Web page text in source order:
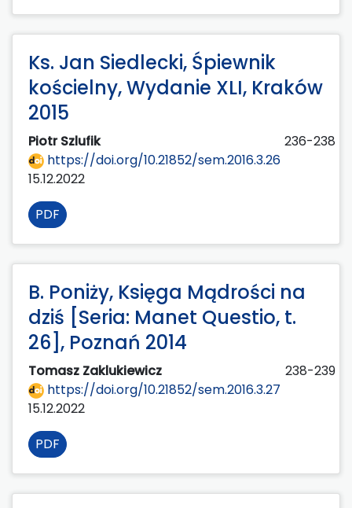
Ks. Jan Siedlecki, Śpiewnik
kościelny, Wydanie XLI, Kraków
2015
Piotr Szlufik
236-238
https://doi.org/10.21852/sem.2016.3.26
15.12.2022
PDF
B. Poniży, Księga Mądrości na
dziś [Seria: Manet Questio, t.
26], Poznań 2014
Tomasz Zaklukiewicz
238-239
https://doi.org/10.21852/sem.2016.3.27
15.12.2022
PDF